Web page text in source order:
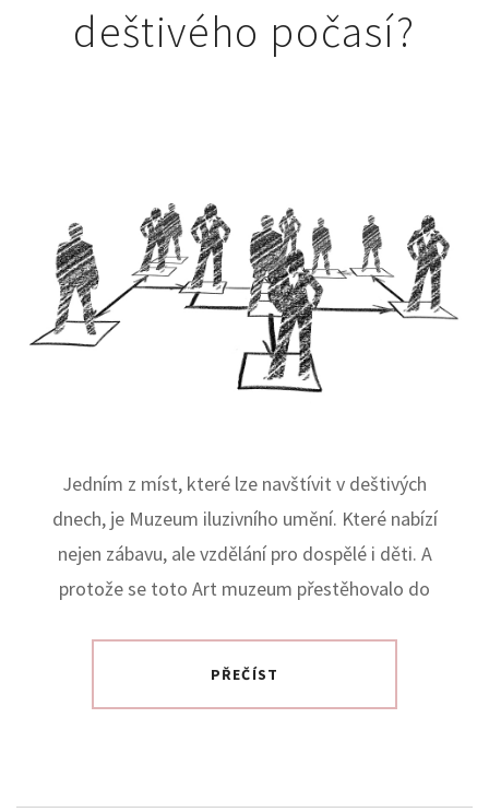
deštivého počasí?
Jedním z míst, které lze navštívit v deštivých
dnech, je Muzeum iluzivního umění. Které nabízí
nejen zábavu, ale vzdělání pro dospělé i děti. A
protože se toto Art muzeum přestěhovalo do
PŘEČÍST